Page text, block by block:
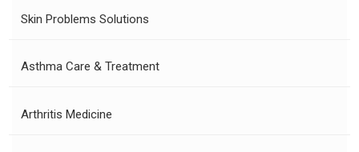
Skin Problems Solutions
Asthma Care & Treatment
Arthritis Medicine